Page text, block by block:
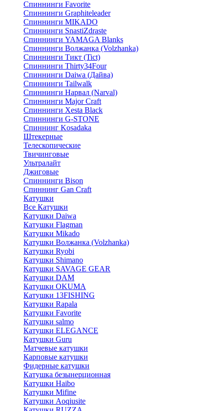
Спиннинги Favorite
Спиннинги Graphiteleader
Спиннинги MIKADO
Спиннинги SnastiZdraste
Спиннинги YAMAGA Blanks
Спиннинги Волжанка (Volzhanka)
Спиннинги Тикт (Tict)
Спиннинги Thirty34Four
Спиннинги Daiwa (Дайва)
Спиннинги Tailwalk
Спиннинги Нарвал (Narval)
Спиннинги Major Craft
Спиннинги Xesta Black
Спиннинги G-STONE
Спиннинг Kosadaka
Штекерные
Телескопические
Твичинговые
Ультралайт
Джиговые
Спиннинги Bison
Спиннинг Gan Craft
Катушки
Все Катушки
Катушки Daiwa
Катушки Flagman
Катушки Mikado
Катушки Волжанка (Volzhanka)
Катушки Ryobi
Катушки Shimano
Катушки SAVAGE GEAR
Катушки DAM
Катушки OKUMA
Катушки 13FISHING
Катушки Rapala
Катушки Favorite
Катушки salmo
Катушки ELEGANCE
Катушки Guru
Матчевые катушки
Карповые катушки
Фидерные катушки
Катушка безынерционная
Катушки Haibo
Катушки Mifine
Катушки Aoqiusite